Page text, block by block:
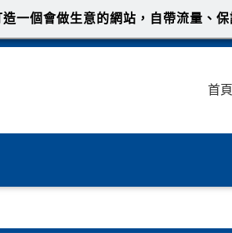
首頁
造一個會做生意的網站，自帶流量、